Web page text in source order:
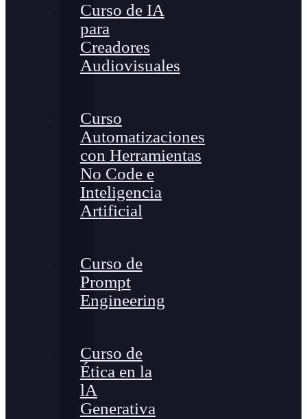
Curso de IA
para
Creadores
Audiovisuales
Curso
Automatizaciones
con Herramientas
No Code e
Inteligencia
Artificial
Curso de
Prompt
Engineering
Curso de
Ética en la
lA
Generativa